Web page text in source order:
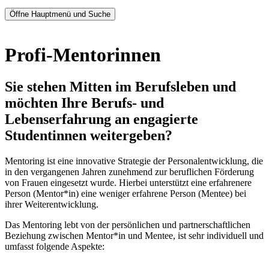
Öffne Hauptmenü und Suche
Profi-Mentorinnen
Sie stehen Mitten im Berufsleben und
möchten Ihre Berufs- und
Lebenserfahrung an engagierte
Studentinnen weitergeben?
Mentoring ist eine innovative Strategie der Personalentwicklung, die
in den vergangenen Jahren zunehmend zur beruflichen Förderung
von Frauen eingesetzt wurde. Hierbei unterstützt eine erfahrenere
Person (Mentor*in) eine weniger erfahrene Person (Mentee) bei
ihrer Weiterentwicklung.
Das Mentoring lebt von der persönlichen und partnerschaftlichen
Beziehung zwischen Mentor*in und Mentee, ist sehr individuell und
umfasst folgende Aspekte: